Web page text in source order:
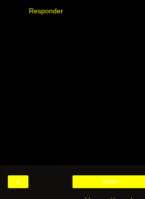
Responder
‹ Inicio